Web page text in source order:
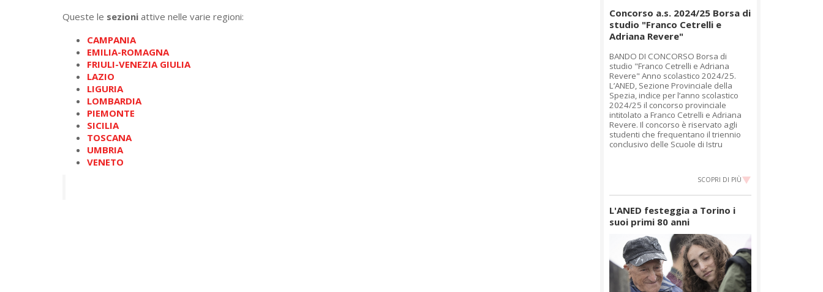
Queste le sezioni attive nelle varie regioni:
CAMPANIA
EMILIA-ROMAGNA
FRIULI-VENEZIA GIULIA
LAZIO
LIGURIA
LOMBARDIA
PIEMONTE
SICILIA
TOSCANA
UMBRIA
VENETO
Concorso a.s. 2024/25 Borsa di
studio "Franco Cetrelli e
Adriana Revere"
BANDO DI CONCORSO Borsa di
studio "Franco Cetrelli e Adriana
Revere" Anno scolastico 2024/25.
L’ANED, Sezione Provinciale della
Spezia, indice per l’anno scolastico
2024/25 il concorso provinciale
intitolato a Franco Cetrelli e Adriana
Revere. Il concorso è riservato agli
studenti che frequentano il triennio
conclusivo delle Scuole di Istru
SCOPRI DI PIÙ
L'ANED festeggia a Torino i
suoi primi 80 anni